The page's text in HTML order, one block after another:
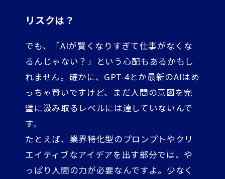
リスクは？
でも、「AIが賢くなりすぎて仕事がなくな
るんじゃない？」という心配もあるかもし
れません。確かに、GPT-4とか最新のAIはめ
っちゃ賢いですけど、まだ人間の意図を完
璧に汲み取るレベルには達していないんで
す。
たとえば、業界特化型のプロンプトやクリ
エイティブなアイデアを出す部分では、や
っぱり人間の力が必要なんですよ。少なく